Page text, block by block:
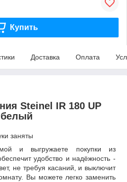
Купить
Доставка Оплата
Steinel IR 180 UP
белый
заняты
и выгружаете покупки из
удобство и надёжность -
не требуя касаний, и выключит
Вы можете легко заменить